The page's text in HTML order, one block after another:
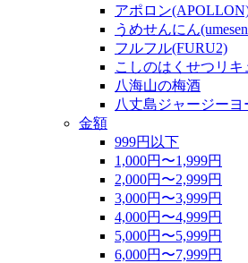
アポロン
うめせんにん
フルフル(FURU2)
こしのはくせつリキ
八海山の梅酒
八丈島ジャージー
金額
999円以下
1,000円〜1,999円
2,000円〜2,999円
3,000円〜3,999円
4,000円〜4,999円
5,000円〜5,999円
6,000円〜7,999円